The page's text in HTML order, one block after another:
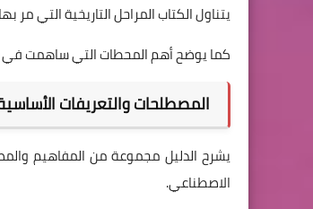
يتناول الكتاب المراحل التاريخية التي
كما يوضح أهم المحطات التي ساهمت في
المصطلحات والتعريفات
يشرح الدليل مجموعة من المفاهيم
الاصطناعي.